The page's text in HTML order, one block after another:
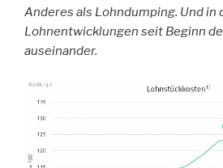
Anderes als Lohndumping. Und in
Lohnentwicklungen seit Beginn
auseinander.